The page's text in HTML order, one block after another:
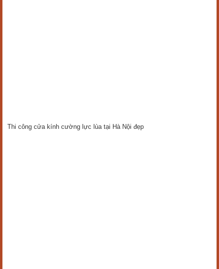
Thi công cửa kính cường lực lùa tại Hà Nội đẹp